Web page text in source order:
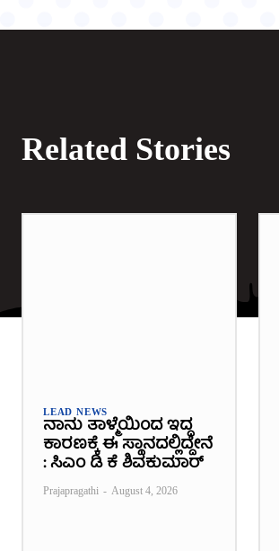
Related Stories
LEAD NEWS
ನಾನು ತಾಳ್ಮೆಯಿಂದ ಇದ್ದ
ಕಾರಣಕ್ಕೆ ಈ ಸ್ಥಾನದಲ್ಲಿದ್ದೇನೆ
: ಸಿಎಂ ಡಿ ಕೆ ಶಿವಕುಮಾರ್
Prajapragathi - August 4, 2026